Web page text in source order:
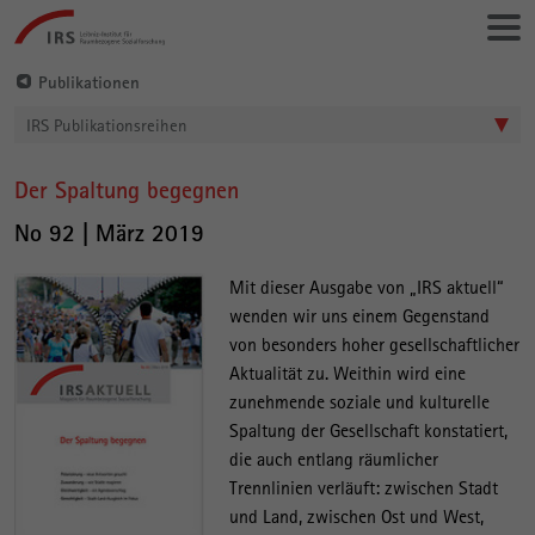
Gehe
direkt
zu:
Leibniz-
Institut
für
Sozialforschung
Publikationen
IRS Publikationsreihen
Hauptinhalt
Der Spaltung begegnen
No 92 | März 2019
Mit dieser Ausgabe von „IRS aktuell“
wenden wir uns einem Gegenstand
von besonders hoher gesellschaftlicher
Aktualität zu. Weithin wird eine
zunehmende soziale und kulturelle
Spaltung der Gesellschaft konstatiert,
die auch entlang räumlicher
Trennlinien verläuft: zwischen Stadt
und Land, zwischen Ost und West,